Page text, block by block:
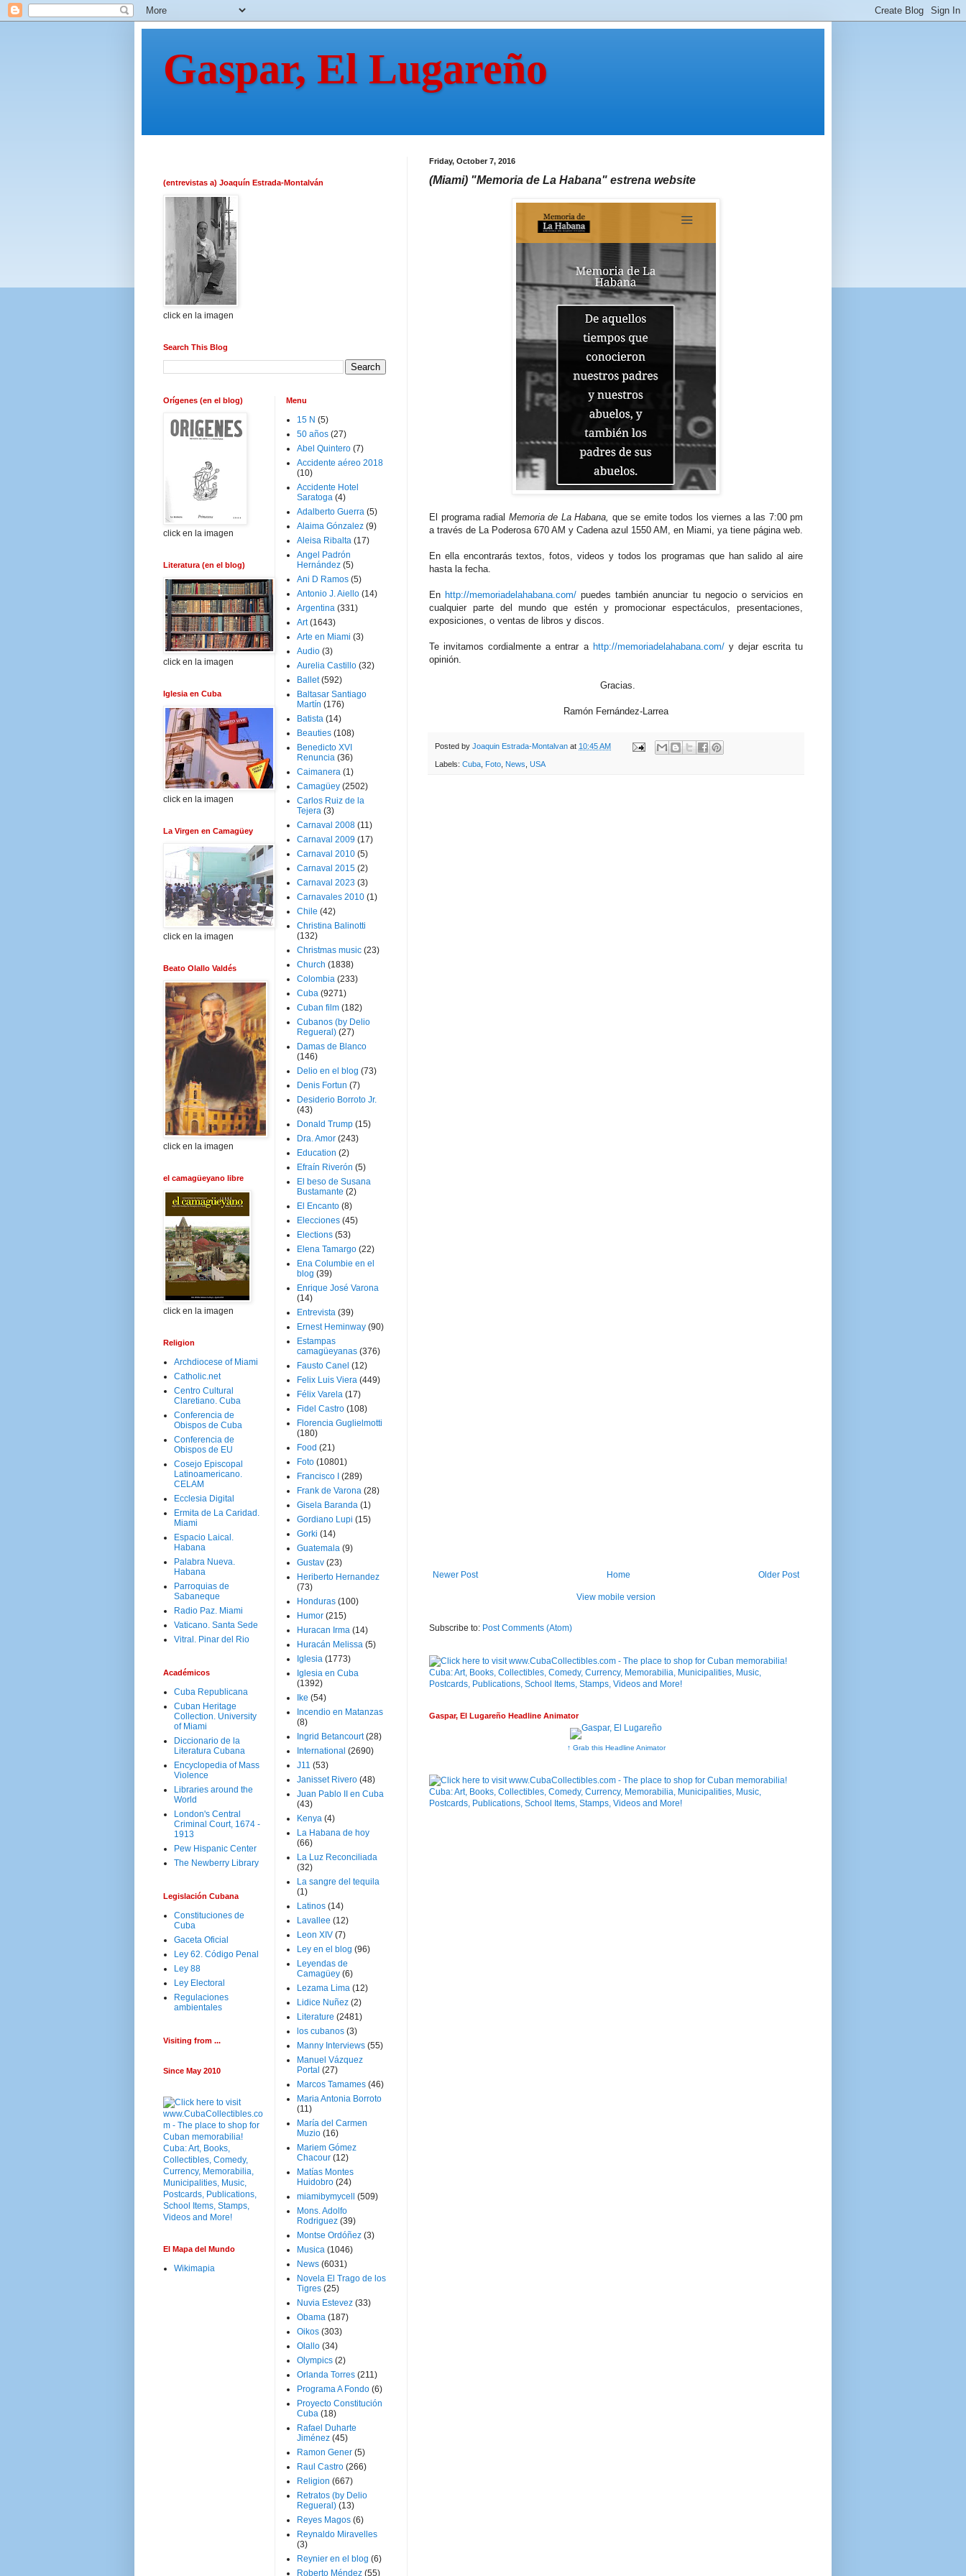
Gaspar, El Lugareño
Friday, October 7, 2016
(Miami) "Memoria de La Habana" estrena website
El programa radial Memoria de La Habana, que se emite todos los viernes a las 7:00 pm
a través de La Poderosa 670 AM y Cadena azul 1550 AM, en Miami, ya tiene página web.
En ella encontrarás textos, fotos, videos y todos los programas que han salido al aire
hasta la fecha.
En http://memoriadelahabana.com/ puedes también anunciar tu negocio o servicios en
cualquier parte del mundo que estén y promocionar espectáculos, presentaciones,
exposiciones, o ventas de libros y discos.
Te invitamos cordialmente a entrar a http://memoriadelahabana.com/y dejar escrita tu
opinión.
Gracias.
Ramón Fernández-Larrea
Posted by Joaquin Estrada-Montalvan at 10:45 AM
Labels: Cuba Foto News USA
Newer Post Older Post
Home
View mobile version
Subscribe to: Post Comments (Atom)
Gaspar, El Lugareño Headline Animator
↑ Grab this Headline Animator
(entrevistas a) Joaquín Estrada-Montalván
click en la imagen
Search This Blog
Orígenes (en el blog)
click en la imagen
Literatura (en el blog)
click en la imagen
Iglesia en Cuba
click en la imagen
La Virgen en Camagüey
click en la imagen
Beato Olallo Valdés
click en la imagen
el camagüeyano libre
click en la imagen
Religion
Archdiocese of Miami
Catholic.net
Centro Cultural
Claretiano. Cuba
Conferencia de
Obispos de Cuba
Conferencia de
Obispos de EU
Cosejo Episcopal
Latinoamericano.
CELAM
Ecclesia Digital
Ermita de La Caridad.
Miami
Espacio Laical.
Habana
Palabra Nueva.
Habana
Parroquias de
Sabaneque
Radio Paz. Miami
Vaticano. Santa Sede
Vitral. Pinar del Rio
Académicos
Cuba Republicana
Cuban Heritage
Collection. University
of Miami
Diccionario de la
Literatura Cubana
Encyclopedia of Mass
Violence
Libraries around the
World
London's Central
Criminal Court, 1674 -
1913
Pew Hispanic Center
The Newberry Library
Legislación Cubana
Constituciones de
Cuba
Gaceta Oficial
Ley 62. Código Penal
Ley 88
Ley Electoral
Regulaciones
ambientales
Visiting from ...
Since May 2010
El Mapa del Mundo
Wikimapia
Menu
15 N (5)
50 años (27)
Abel Quintero (7)
Accidente aéreo 2018
(10)
Accidente Hotel
Saratoga (4)
Adalberto Guerra (5)
Alaima Gónzalez (9)
Aleisa Ribalta (17)
Angel Padrón
Hernández (5)
Ani D Ramos (5)
Antonio J. Aiello (14)
Argentina (331)
Art (1643)
Arte en Miami (3)
Audio (3)
Aurelia Castillo (32)
Ballet (592)
Baltasar Santiago
Martín (176)
Batista (14)
Beauties (108)
Benedicto XVI
Renuncia (36)
Caimanera (1)
Camagüey (2502)
Carlos Ruiz de la
Tejera (3)
Carnaval 2008 (11)
Carnaval 2009 (17)
Carnaval 2010 (5)
Carnaval 2015 (2)
Carnaval 2023 (3)
Carnavales 2010 (1)
Chile (42)
Christina Balinotti
(132)
Christmas music (23)
Church (1838)
Colombia (233)
Cuba (9271)
Cuban film (182)
Cubanos (by Delio
Regueral) (27)
Damas de Blanco
(146)
Delio en el blog (73)
Denis Fortun (7)
Desiderio Borroto Jr.
(43)
Donald Trump (15)
Dra. Amor (243)
Education (2)
Efraín Riverón (5)
El beso de Susana
Bustamante (2)
El Encanto (8)
Elecciones (45)
Elections (53)
Elena Tamargo (22)
Ena Columbie en el
blog (39)
Enrique José Varona
(14)
Entrevista (39)
Ernest Heminway (90)
Estampas
camagüeyanas (376)
Fausto Canel (12)
Felix Luis Viera (449)
Félix Varela (17)
Fidel Castro (108)
Florencia Guglielmotti
(180)
Food (21)
Foto (10801)
Francisco I
(289)
Frank de Varona (28)
Gisela Baranda (1)
Gordiano Lupi (15)
Gorki (14)
Guatemala (9)
Gustav (23)
Heriberto Hernandez
(73)
Honduras (100)
Humor (215)
Huracan Irma (14)
Huracán Melissa (5)
Iglesia (1773)
Iglesia en Cuba
(1392)
Ike (54)
Incendio en Matanzas
(8)
Ingrid Betancourt (28)
International (2690)
J11 (53)
Janisset Rivero (48)
Juan Pablo II en Cuba
(43)
Kenya (4)
La Habana de hoy
(66)
La Luz Reconciliada
(32)
La sangre del tequila
(1)
Latinos (14)
Lavallee (12)
Leon XIV (7)
Ley en el blog (96)
Leyendas de
Camagüey (6)
Lezama Lima (12)
Lidice Nuñez (2)
Literature (2481)
los cubanos (3)
Manny Interviews (55)
Manuel Vázquez
Portal (27)
Marcos Tamames (46)
Maria Antonia Borroto
(11)
María del Carmen
Muzio (16)
Mariem Gómez
Chacour (12)
Matías Montes
Huidobro (24)
miamibymycell
(509)
Mons. Adolfo
Rodriguez (39)
Montse Ordóñez (3)
Musica (1046)
News (6031)
Novela El Trago de los
Tigres (25)
Nuvia Estevez (33)
Obama (187)
Oikos (303)
Olallo (34)
Olympics (2)
Orlanda Torres (211)
Programa A Fondo (6)
Proyecto Constitución
Cuba (18)
Rafael Duharte
Jiménez (45)
Ramon Gener (5)
Raul Castro (266)
Religion (667)
Retratos (by Delio
Regueral) (13)
Reyes Magos (6)
Reynaldo Miravelles
(3)
Reynier en el blog (6)
Roberto Méndez (55)